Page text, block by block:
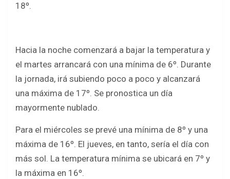
18º.
Hacia la noche comenzará a bajar la temperatura y
el martes arrancará con una mínima de 6º. Durante
la jornada, irá subiendo poco a poco y alcanzará
una máxima de 17º. Se pronostica un día
mayormente nublado.
Para el miércoles se prevé una mínima de 8º y una
máxima de 16º. El jueves, en tanto, sería el día con
más sol. La temperatura mínima se ubicará en 7º y
la máxima en 16º.